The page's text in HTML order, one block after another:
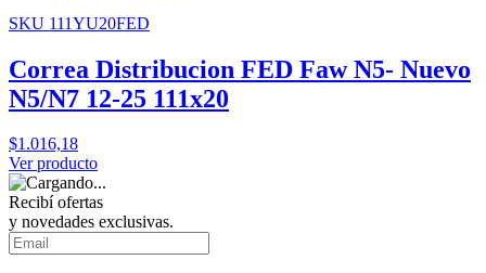
SKU 111YU20FED
Correa Distribucion FED Faw N5- Nuevo
N5/N7 12-25 111x20
$1.016,18
Ver producto
Recibí ofertas
y novedades exclusivas.